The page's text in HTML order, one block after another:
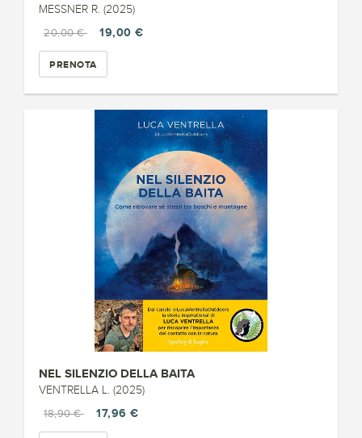
MESSNER R. (2025)
20,00 €
19,00 €
PRENOTA
NEL SILENZIO DELLA BAITA
VENTRELLA L. (2025)
18,90 €
17,96 €